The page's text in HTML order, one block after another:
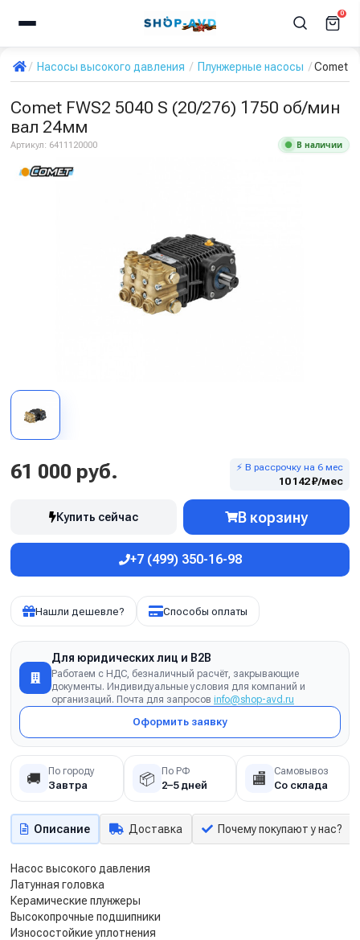
0
Насосы высокого давления Плунжерные насосы Comet
Comet FWS2 5040 S (20/276) 1750 об/мин
вал 24мм
Артикул: 6411120000 В наличии
61 000 руб. ⚡ В рассрочку на 6 мес
10 142 ₽/мес
Купить сейчас В корзину
+7 (499) 350-16-98
Нашли дешевле? Способы оплаты
Для юридических лиц и B2B
Работаем с НДС, безналичный расчёт, закрывающие
документы. Индивидуальные условия для компаний и
организаций. Почта для запросов info@shop-avd.ru
Оформить заявку
🚚 По городу
Завтра 📦 По РФ
2–5 дней 🏬 Самовывоз
Со склада
Описание Доставка Почему покупают у нас?
Насос высокого давления
Латунная головка
Керамические плунжеры
Высокопрочные подшипники
Износостойкие уплотнения